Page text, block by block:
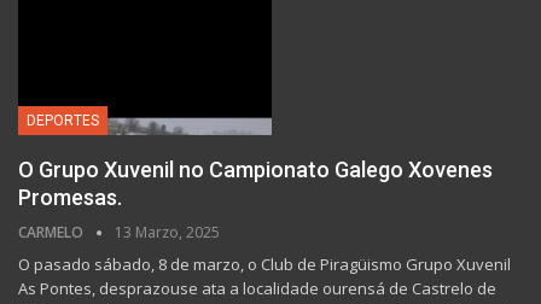
DEPORTES
O Grupo Xuvenil no Campionato Galego Xovenes
Promesas.
CARMELO 13 Marzo, 2025
O pasado sábado, 8 de marzo, o Club de Piragüismo Grupo Xuvenil
As Pontes, desprazouse ata a localidade ourensá de Castrelo de